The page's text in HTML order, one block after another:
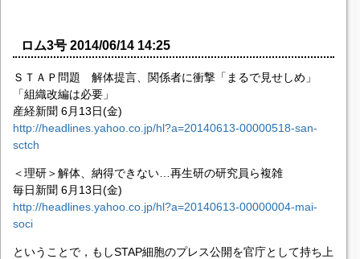
ロム3号 2014/06/14 14:25
ＳＴＡＰ問題 解体提言、関係者に衝撃「まるで見せしめ」
「組織改編は必要」
産経新聞 6月13日(金)
http://headlines.yahoo.co.jp/hl?a=20140613-00000518-san-
sctch
＜理研＞解体、納得できない…再生研の研究員ら複雑
毎日新聞 6月13日(金)
http://headlines.yahoo.co.jp/hl?a=20140613-00000004-mai-
soci
ということで，もしSTAP細胞のプレス公開を官庁として持ち上